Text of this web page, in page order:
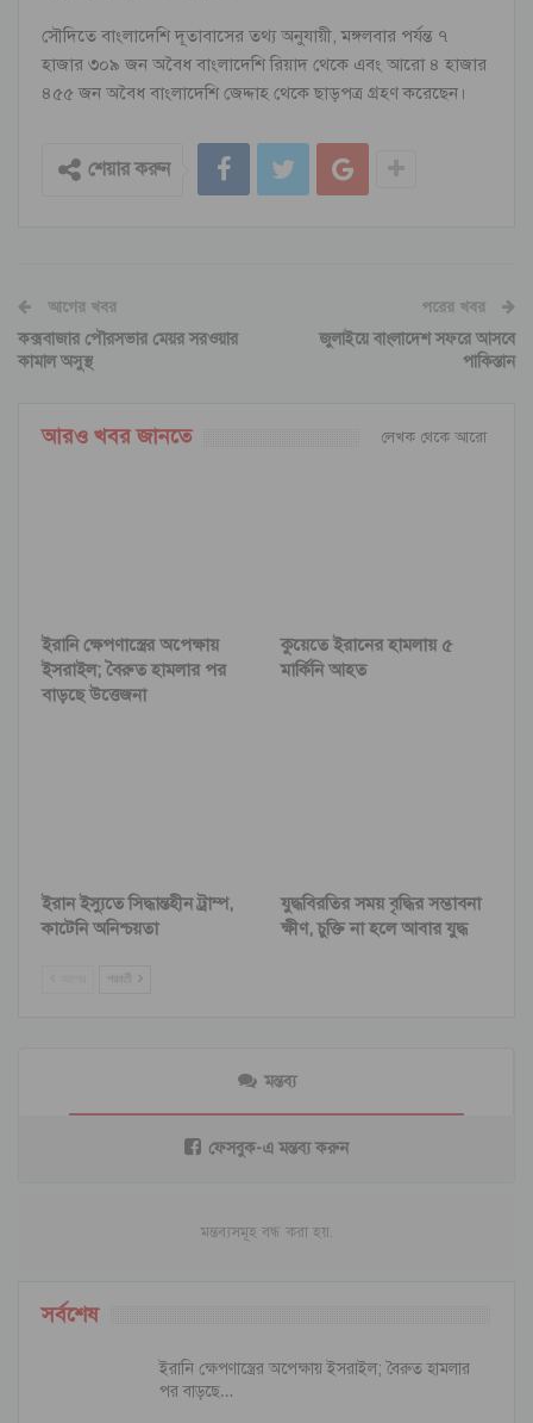
সৌদিতে বাংলাদেশি দূতাবাসের তথ্য অনুযায়ী, মঙ্গলবার পর্যন্ত ৭
হাজার ৩০৯ জন অবৈধ বাংলাদেশি রিয়াদ থেকে এবং আরো ৪ হাজার
৪৫৫ জন অবৈধ বাংলাদেশি জেদ্দাহ থেকে ছাড়পত্র গ্রহণ করেছেন।
শেয়ার করুন
আগের খবর
কক্সবাজার পৌরসভার মেয়র সরওয়ার
কামাল অসুস্থ
পরের খবর
জুলাইয়ে বাংলাদেশ সফরে আসবে
পাকিস্তান
আরও খবর জানতে লেখক থেকে আরো
ইরানি ক্ষেপণাস্ত্রের অপেক্ষায়
ইসরাইল; বৈরুত হামলার পর
বাড়ছে উত্তেজনা
কুয়েতে ইরানের হামলায় ৫
মার্কিনি আহত
ইরান ইস্যুতে সিদ্ধান্তহীন ট্রাম্প,
কাটেনি অনিশ্চয়তা
যুদ্ধবিরতির সময় বৃদ্ধির সম্ভাবনা
ক্ষীণ, চুক্তি না হলে আবার যুদ্ধ
পরবর্তী
মন্তব্য
ফেসবুক-এ মন্তব্য করুন
মন্তব্যসমূহ বন্ধ করা হয়.
সর্বশেষ
ইরানি ক্ষেপণাস্ত্রের অপেক্ষায় ইসরাইল; বৈরুত হামলার
পর বাড়ছে…